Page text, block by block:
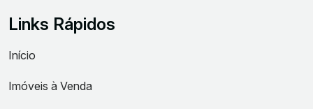
Links Rápidos
Início
Imóveis à Venda